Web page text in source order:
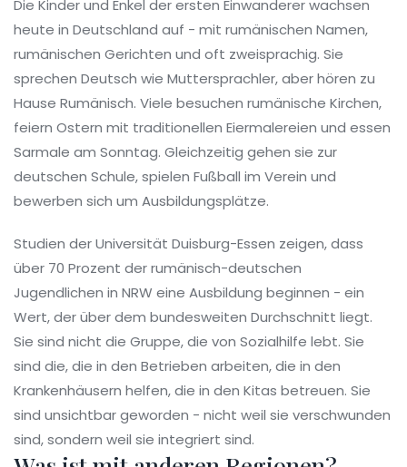
Die Kinder und Enkel der ersten Einwanderer wachsen
heute in Deutschland auf - mit rumänischen Namen,
rumänischen Gerichten und oft zweisprachig. Sie
sprechen Deutsch wie Muttersprachler, aber hören zu
Hause Rumänisch. Viele besuchen rumänische Kirchen,
feiern Ostern mit traditionellen Eiermalereien und essen
Sarmale am Sonntag. Gleichzeitig gehen sie zur
deutschen Schule, spielen Fußball im Verein und
bewerben sich um Ausbildungsplätze.
Studien der Universität Duisburg-Essen zeigen, dass
über 70 Prozent der rumänisch-deutschen
Jugendlichen in NRW eine Ausbildung beginnen - ein
Wert, der über dem bundesweiten Durchschnitt liegt.
Sie sind nicht die Gruppe, die von Sozialhilfe lebt. Sie
sind die, die in den Betrieben arbeiten, die in den
Krankenhäusern helfen, die in den Kitas betreuen. Sie
sind unsichtbar geworden - nicht weil sie verschwunden
sind, sondern weil sie integriert sind.